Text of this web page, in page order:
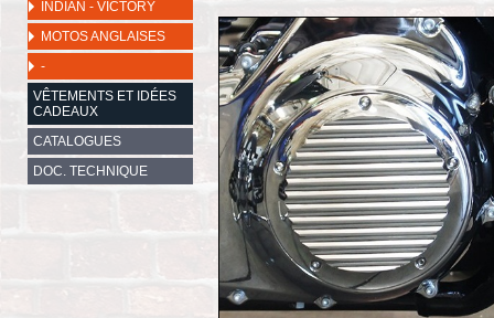
INDIAN - VICTORY
MOTOS ANGLAISES
-
VÊTEMENTS ET IDÉES
CADEAUX
CATALOGUES
DOC. TECHNIQUE